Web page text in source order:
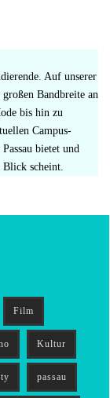
Auf unserer
Bandbreite an
bis hin zu
Campus-
bietet und
scheint.
Film
Kultur
passau